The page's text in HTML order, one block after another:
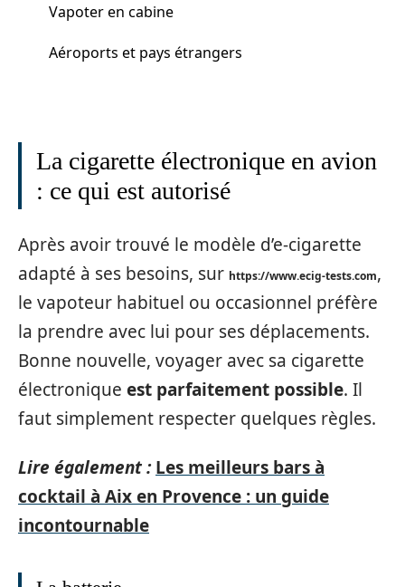
Vapoter en cabine
Aéroports et pays étrangers
La cigarette électronique en avion
: ce qui est autorisé
Après avoir trouvé le modèle d’e-cigarette
adapté à ses besoins, sur https://www.ecig-tests.com,
le vapoteur habituel ou occasionnel préfère
la prendre avec lui pour ses déplacements.
Bonne nouvelle, voyager avec sa cigarette
électronique est parfaitement possible. Il
faut simplement respecter quelques règles.
Lire également : Les meilleurs bars à
cocktail à Aix en Provence : un guide
incontournable